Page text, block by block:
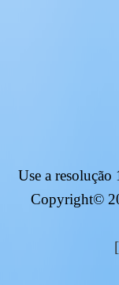
Use a resolução
Copyright©